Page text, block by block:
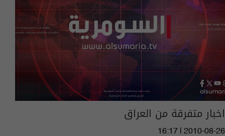
اخبار متفرقة من العراق
16:17 | 2010-08-26